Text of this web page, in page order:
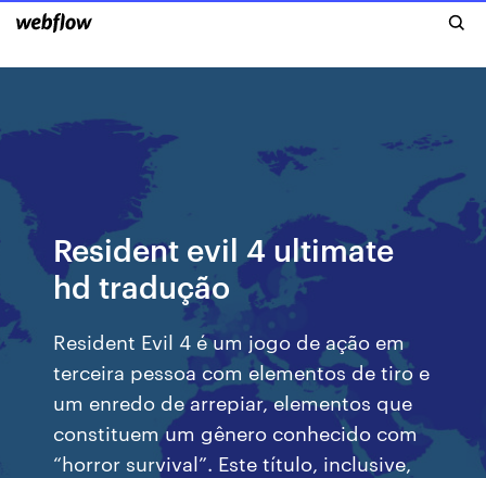
Resident evil 4 ultimate
hd tradução
Resident Evil 4 é um jogo de ação em
terceira pessoa com elementos de tiro e
um enredo de arrepiar, elementos que
constituem um gênero conhecido com
“horror survival”. Este título, inclusive,